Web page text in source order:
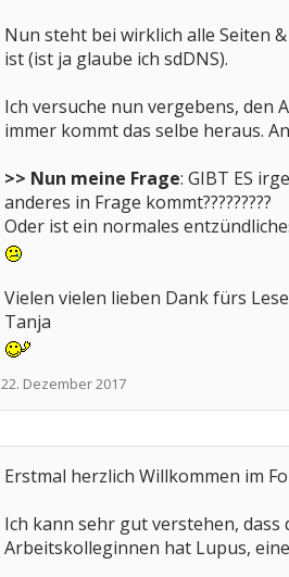
Nun steht bei wirklich alle Seiten
ist (ist ja glaube ich sdDNS).
Ich versuche nun vergebens, den
immer kommt das selbe heraus.
>> Nun meine Frage: GIBT ES
anderes in Frage kommt?????????
Oder ist ein normales
Vielen vielen lieben Dank fürs
Tanja
22. Dezember 2017
Erstmal herzlich Willkommen im
Ich kann sehr gut verstehen, dass
Arbeitskolleginnen hat Lupus,